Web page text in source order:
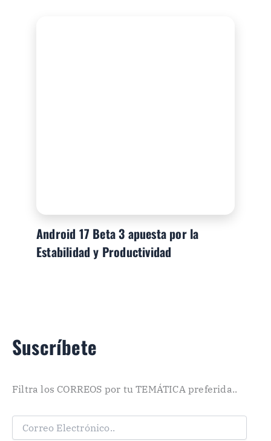
Android 17 Beta 3 apuesta por la
Estabilidad y Productividad
Suscríbete
Filtra los CORREOS por tu TEMÁTICA preferida..
C